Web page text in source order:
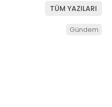
TÜM YAZILARI
Gündem